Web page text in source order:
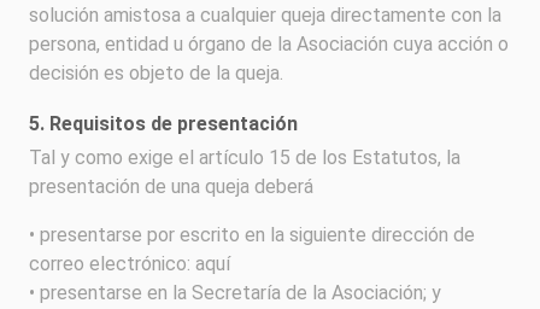
solución amistosa a cualquier queja directamente con la
persona, entidad u órgano de la Asociación cuya acción o
decisión es objeto de la queja.
5. Requisitos de presentación
Tal y como exige el artículo 15 de los Estatutos, la
presentación de una queja deberá
• presentarse por escrito en la siguiente dirección de
correo electrónico: aquí
• presentarse en la Secretaría de la Asociación; y